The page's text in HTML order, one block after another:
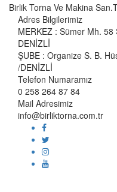
Birlik Torna Ve Makina
Adres Bilgilerimiz
MERKEZ : Sümer Mh.
DENİZLİ
ŞUBE : Organize S. B.
/DENİZLİ
Telefon Numaramız
0 258 264 87 84
Mail Adresimiz
info@birliktorna.com.tr